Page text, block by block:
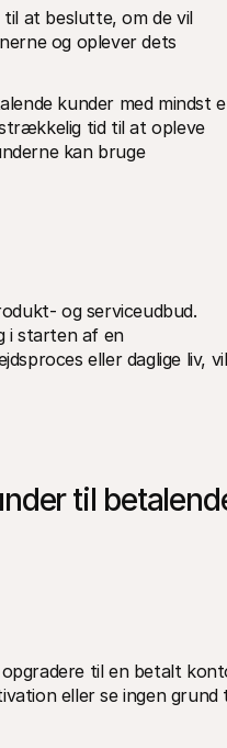
at beslutte, om de vil
og oplever dets
kunder med mindst
tid til at opleve
kan bruge
og serviceudbud.
i starten af en
eller daglige liv, vil
til
til en betalt
eller se ingen grund